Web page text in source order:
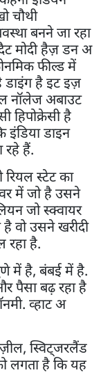
चौथी
बनने जा रहा
मोदी हैज़ डन अ
फील्ड में
डाइंग है इट इज़
नॉलेज अबाउट
हिपोक्रेसी है
डाइन
रहे हैं.
स्टेट का
में जो है उसने
जो स्क्वायर
वो उसने खरीदी
रहा है.
में है, बंबई में है.
पैसा बढ़ रहा है
व्हाट अ
स्विट्जरलैंड
लगता है कि यह